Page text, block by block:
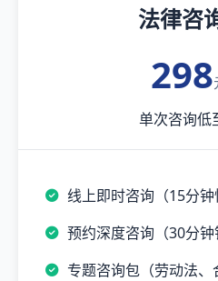
法律咨
298
单次咨询低
线上即时咨询（15分钟
预约深度咨询（30分钟
专题咨询包（劳动法、